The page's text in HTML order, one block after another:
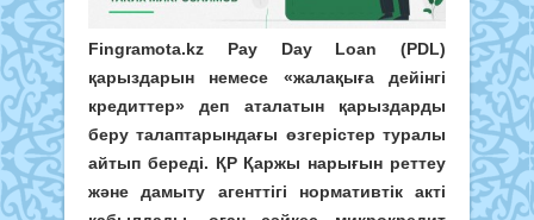
Fingramota.kz Pay Day Loan (PDL)
қарыздарын немесе «жалақыға дейінгі
кредиттер» деп аталатын қарыздарды
беру талаптарындағы өзгерістер туралы
айтып береді. ҚР Қаржы нарығын реттеу
және дамыту агенттігі нормативтік акті